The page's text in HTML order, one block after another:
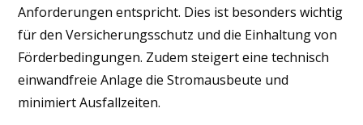
Anforderungen entspricht. Dies ist besonders wichtig
für den Versicherungsschutz und die Einhaltung von
Förderbedingungen. Zudem steigert eine technisch
einwandfreie Anlage die Stromausbeute und
minimiert Ausfallzeiten.